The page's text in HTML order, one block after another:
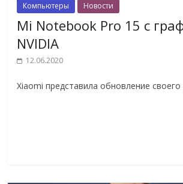
Компьютеры Новости
Mi Notebook Pro 15 с
NVIDIA
12.06.2020
Xiaomi представила обновление своего